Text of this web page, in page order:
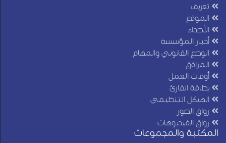
تعريف
الموقع
الأصداء
أخبار المؤسسة
الوضع القانوني والمهام
المرافق
أوقات العمل
بطاقة القارئ
الهيكل التنظيمي
رواق الصور
رواق الفيديوهات
المكتبة والمجموعات